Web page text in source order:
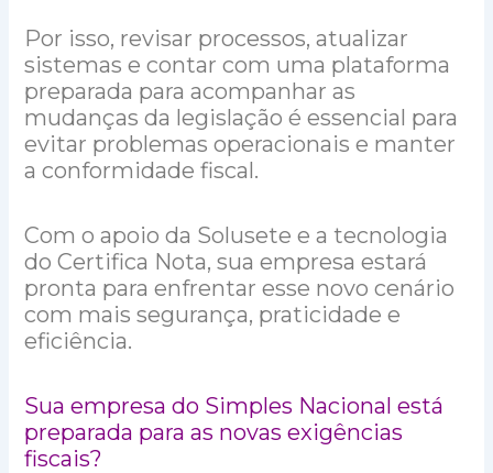
Por isso, revisar processos, atualizar
sistemas e contar com uma plataforma
preparada para acompanhar as
mudanças da legislação é essencial para
evitar problemas operacionais e manter
a conformidade fiscal.
Com o apoio da Solusete e a tecnologia
do Certifica Nota, sua empresa estará
pronta para enfrentar esse novo cenário
com mais segurança, praticidade e
eficiência.
Sua empresa do Simples Nacional está
preparada para as novas exigências
fiscais?